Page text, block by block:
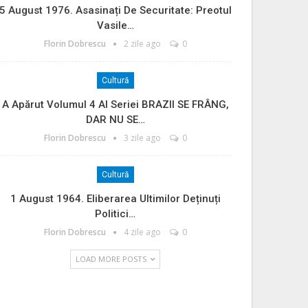
August 1976. Asasinați De Securitate: Preotul
Vasile…
Florin Dobrescu 2 zile ago 0
Cultură
A Apărut Volumul 4 Al Seriei BRAZII SE FRÂNG,
DAR NU SE…
Florin Dobrescu 3 zile ago 0
Cultură
1 August 1964. Eliberarea Ultimilor Deținuți
Politici…
Florin Dobrescu 4 zile ago 0
LOAD MORE POSTS